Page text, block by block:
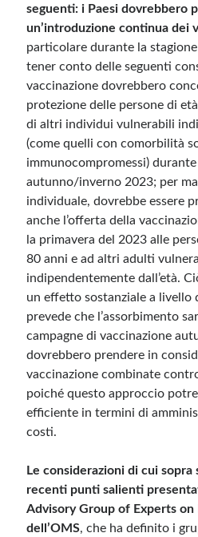
seguenti: i Paesi dovrebbero
un’introduzione continua dei
particolare durante la
tener conto delle seguenti
vaccinazione dovrebbero
protezione delle persone di
di altri individui vulnerabili
(come quelli con comorbilità
immunocompromessi)
autunno/inverno 2023; per
individuale, dovrebbe essere
anche l’offerta della
la primavera del 2023 alle
80 anni e ad altri adulti
indipendentemente dall’età.
un effetto sostanziale a livello
prevede che l’assorbimento
campagne di vaccinazione
dovrebbero prendere in
vaccinazione combinate
poiché questo approccio
efficiente in termini di
costi.
Le considerazioni di cui
recenti punti salienti
Advisory Group of Experts on
dell’OMS, che ha definito i